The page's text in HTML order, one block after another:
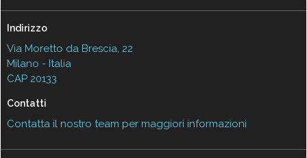
Indirizzo
Via Moretto da Brescia, 22
Milano - Italia
CAP 20133
Contatti
Contatta il nostro team per maggiori informazioni